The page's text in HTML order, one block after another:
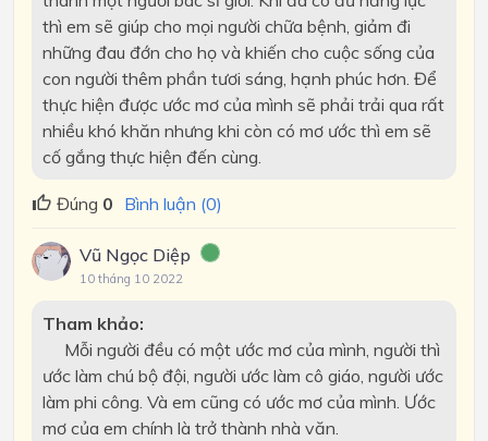
thì em sẽ giúp cho mọi người chữa bệnh, giảm đi
những đau đớn cho họ và khiến cho cuộc sống của
con người thêm phần tươi sáng, hạnh phúc hơn. Để
thực hiện được ước mơ của mình sẽ phải trải qua rất
nhiều khó khăn nhưng khi còn có mơ ước thì em sẽ
cố gắng thực hiện đến cùng.
Đúng 0 Bình luận (0)
Vũ Ngọc Diệp
10 tháng 10 2022
Tham khảo:
Mỗi người đều có một ước mơ của mình, người thì
ước làm chú bộ đội, người ước làm cô giáo, người ước
làm phi công. Và em cũng có ước mơ của mình. Ước
mơ của em chính là trở thành nhà văn.